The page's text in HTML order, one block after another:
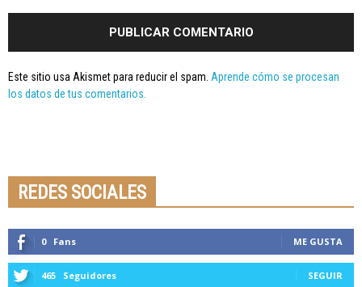
Este sitio usa Akismet para reducir el spam. Aprende cómo se procesan
los datos de tus comentarios.
REDES SOCIALES
0 Fans ME GUSTA
465 Seguidores SEGUIR